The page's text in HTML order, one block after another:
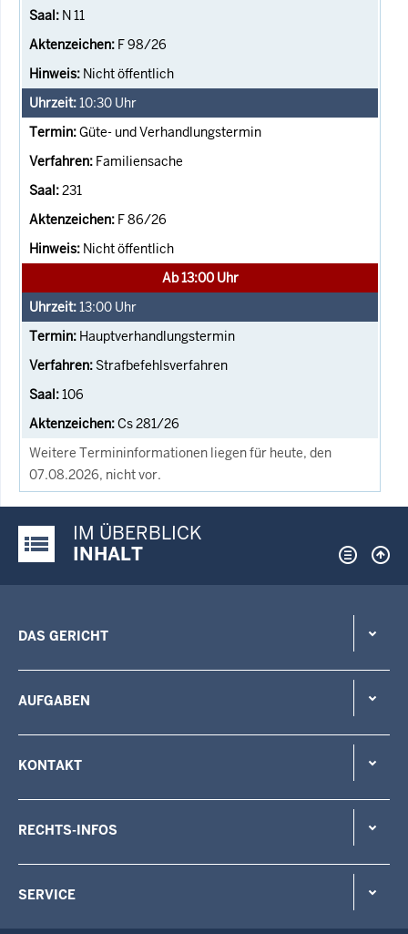
N 11
F 98/26
Nicht öffentlich
10:30 Uhr
Güte- und Verhandlungstermin
Familiensache
231
F 86/26
Nicht öffentlich
Ab 13:00 Uhr
13:00 Uhr
Hauptverhandlungstermin
Strafbefehlsverfahren
106
Cs 281/26
Weitere Termininformationen liegen für heute, den
07.08.2026, nicht vor.
Justiz-Portal im Überblick:
IM ÜBERBLICK
INHALT
DAS GERICHT
AUFGABEN
KONTAKT
RECHTS-INFOS
SERVICE